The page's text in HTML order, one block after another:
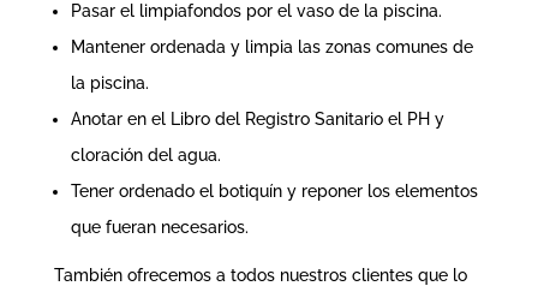
Pasar el limpiafondos por el vaso de la piscina.
Mantener ordenada y limpia las zonas comunes de
la piscina.
Anotar en el Libro del Registro Sanitario el PH y
cloración del agua.
Tener ordenado el botiquín y reponer los elementos
que fueran necesarios.
También ofrecemos a todos nuestros clientes que lo